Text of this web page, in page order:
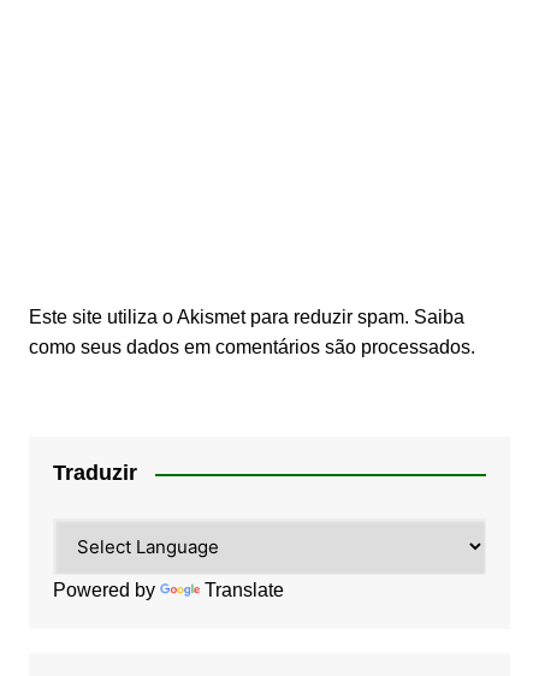
Este site utiliza o Akismet para reduzir spam. Saiba
como seus dados em comentários são processados.
Traduzir
Powered by Translate